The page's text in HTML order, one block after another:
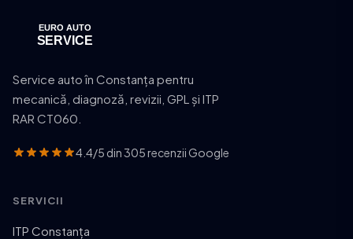
Service auto în Constanța pentru
mecanică, diagnoză, revizii, GPL și ITP
RAR CT060.
4.4/5 din 305 recenzii Google
SERVICII
ITP Constanța